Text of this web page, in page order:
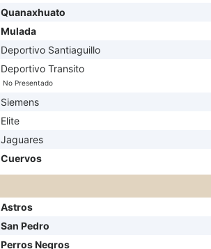
Quanaxhuato
Mulada
Deportivo Santiaguillo
Deportivo Transito
No Presentado
Siemens
Elite
Jaguares
Cuervos
Astros
San Pedro
Perros Negros